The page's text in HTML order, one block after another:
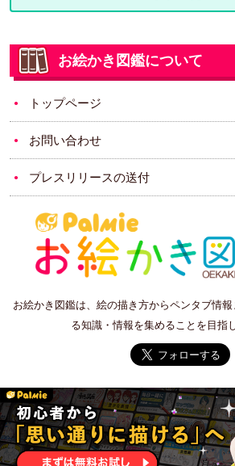
お絵かき図鑑について
トップページ
お問い合わせ
プレスリリースの送付
お絵かき図鑑は、絵の描き方からペンタブ情
る知識・情報を集めることを目指